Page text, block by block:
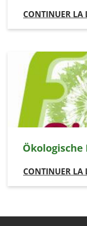
CONTINUER LA
CONTINUER LA